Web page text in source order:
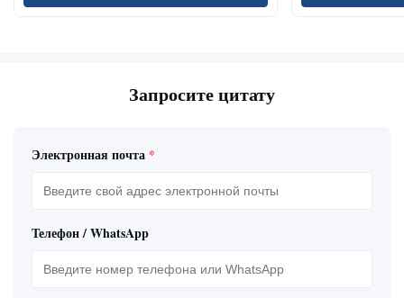
Запросите цитату
Электронная почта *
Телефон / WhatsApp